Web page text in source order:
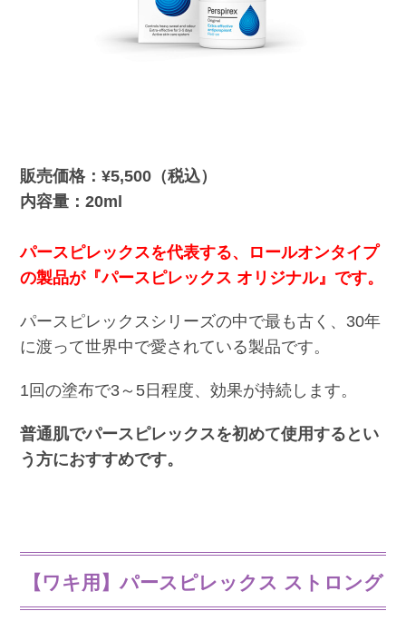
販売価格：¥5,500（税込）
内容量：20ml
パースピレックスを代表する、ロールオンタイプ
の製品が『パースピレックス オリジナル』です。
パースピレックスシリーズの中で最も古く、30年
に渡って世界中で愛されている製品です。
1回の塗布で3～5日程度、効果が持続します。
普通肌でパースピレックスを初めて使用するとい
う方におすすめです。
【ワキ用】パースピレックス ストロング